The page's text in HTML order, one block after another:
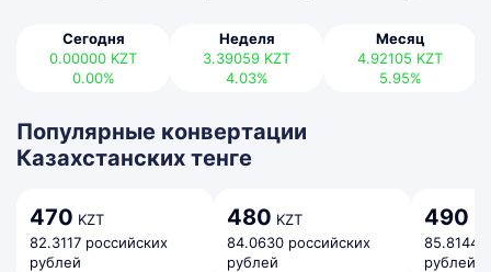
Сегодня
0.00000 KZT
0.00%
Неделя
3.39059 KZT
4.03%
Месяц
4.92105 KZT
5.95%
Популярные конвертации
Казахстанских тенге
470 KZT
82.3117 российских
рублей
480 KZT
84.0630 российских
рублей
490
85.8144
рублей